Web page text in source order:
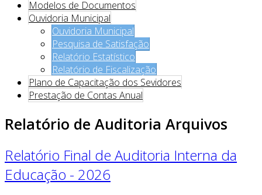
Modelos de Documentos
Ouvidoria Municipal
Ouvidoria Municipal
Pesquisa de Satisfação
Relatório Estatístico
Relatório de Fiscalização
Plano de Capacitação dos Sevidores
Prestação de Contas Anual
Relatório de Auditoria Arquivos
Relatório Final de Auditoria Interna da
Educação - 2026